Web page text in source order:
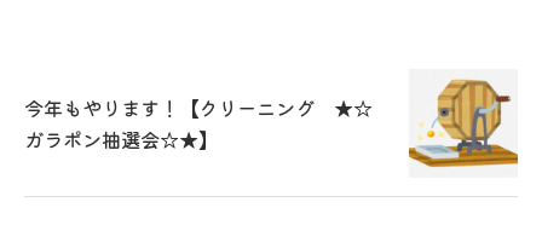
今年もやります！【クリーニング ★☆
ガラポン抽選会☆★】